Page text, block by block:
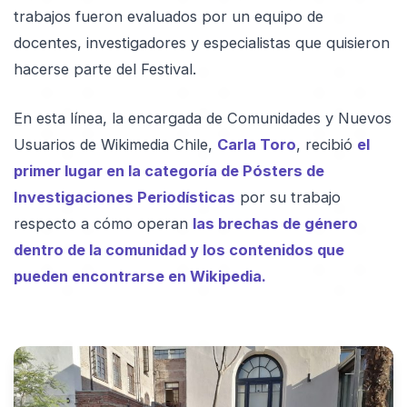
trabajos fueron evaluados por un equipo de
docentes, investigadores y especialistas que quisieron
hacerse parte del Festival.
En esta línea, la encargada de Comunidades y Nuevos
Usuarios de Wikimedia Chile, Carla Toro, recibió el
primer lugar en la categoría de Pósters de
Investigaciones Periodísticas por su trabajo
respecto a cómo operan las brechas de género
dentro de la comunidad y los contenidos que
pueden encontrarse en Wikipedia.